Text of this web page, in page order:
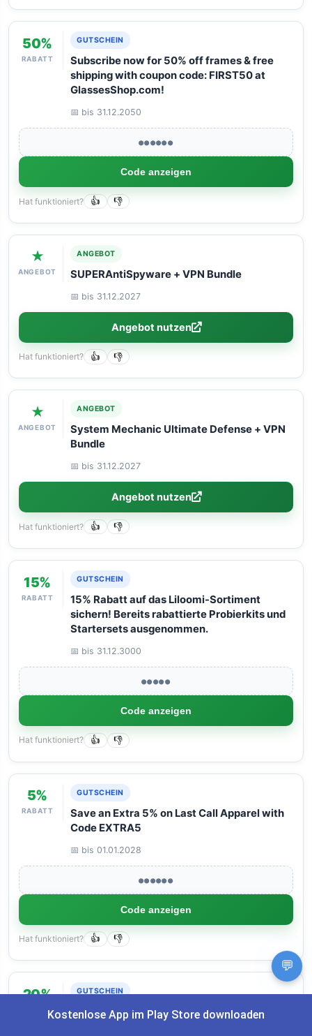
50%
RABATT
GUTSCHEIN
Subscribe now for 50% off frames & free
shipping with coupon code: FIRST50 at
GlassesShop.com!
📅 bis 31.12.2050
●●●●●●
Code anzeigen
Hat funktioniert? 👍 👎
★
ANGEBOT
ANGEBOT
SUPERAntiSpyware + VPN Bundle
📅 bis 31.12.2027
Angebot nutzen
Hat funktioniert? 👍 👎
★
ANGEBOT
ANGEBOT
System Mechanic Ultimate Defense + VPN
Bundle
📅 bis 31.12.2027
Angebot nutzen
Hat funktioniert? 👍 👎
15%
RABATT
GUTSCHEIN
15% Rabatt auf das Liloomi-Sortiment
sichern! Bereits rabattierte Probierkits und
Startersets ausgenommen.
📅 bis 31.12.3000
●●●●●
Code anzeigen
Hat funktioniert? 👍 👎
5%
RABATT
GUTSCHEIN
Save an Extra 5% on Last Call Apparel with
Code EXTRA5
📅 bis 01.01.2028
●●●●●●
Code anzeigen
Hat funktioniert? 👍 👎
20%
RABATT
GUTSCHEIN
New BYLT Customers Get 20% Off Their
💬
Kostenlose App im Play Store downloaden